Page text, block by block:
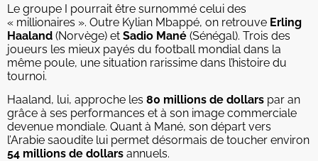
Le groupe I pourrait être surnommé celui des
« millionaires ». Outre Kylian Mbappé, on retrouve Erling
Haaland (Norvège) et Sadio Mané (Sénégal). Trois des
joueurs les mieux payés du football mondial dans la
même poule, une situation rarissime dans l’histoire du
tournoi.
Haaland, lui, approche les 80 millions de dollars par an
grâce à ses performances et à son image commerciale
devenue mondiale. Quant à Mané, son départ vers
l’Arabie saoudite lui permet désormais de toucher environ
54 millions de dollars annuels.